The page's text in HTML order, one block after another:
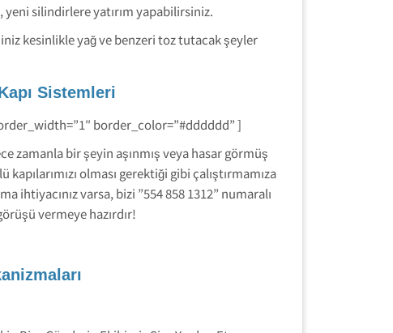
yeni silindirlere yatırım yapabilirsiniz.
kesinlikle yağ ve benzeri toz tutacak şeyler
Sistemleri
border_color=”#dddddd” ]
zamanla bir şeyin aşınmış veya hasar görmüş
olması gerektiği gibi çalıştırmamıza
ihtiyacınız varsa, bizi ”554 858 1312” numaralı
vermeye hazırdır!